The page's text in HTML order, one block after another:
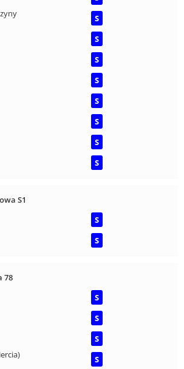
S
S
S
S
S
S
S
S
S1
S
S
78
S
S
S
S